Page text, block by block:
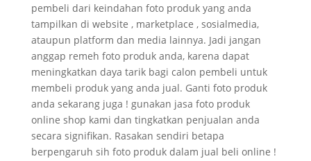
pembeli dari keindahan foto produk yang anda
tampilkan di website , marketplace , sosialmedia,
ataupun platform dan media lainnya. Jadi jangan
anggap remeh foto produk anda, karena dapat
meningkatkan daya tarik bagi calon pembeli untuk
membeli produk yang anda jual. Ganti foto produk
anda sekarang juga ! gunakan jasa foto produk
online shop kami dan tingkatkan penjualan anda
secara signifikan. Rasakan sendiri betapa
berpengaruh sih foto produk dalam jual beli online !